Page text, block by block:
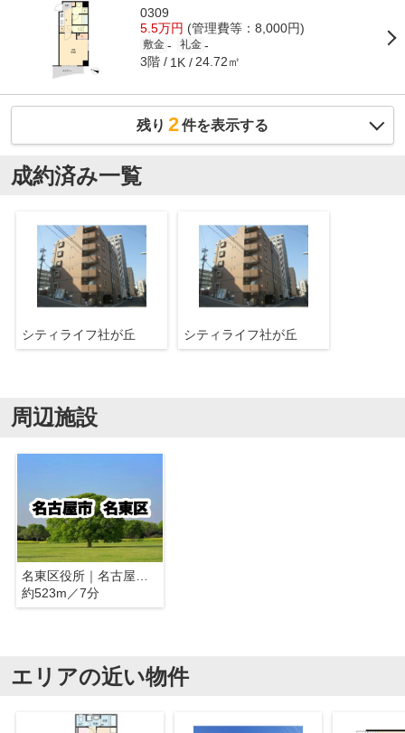
0309
5.5万円 (管理費等：8,000円)
敷金 - 礼金 -
3階 1K 24.72㎡
残り 2件を表示する
成約済み一覧
シティライフ社が丘 シティライフ社が丘
周辺施設
名東区役所｜名古屋市名東区
約523m／7分
エリアの近い物件